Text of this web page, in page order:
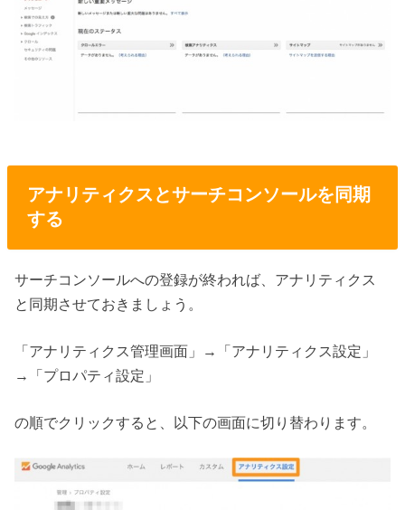
アナリティクスとサーチコンソールを同期
する
サーチコンソールへの登録が終われば、アナリティクス
と同期させておきましょう。
「アナリティクス管理画面」→「アナリティクス設定」
→「プロパティ設定」
の順でクリックすると、以下の画面に切り替わります。